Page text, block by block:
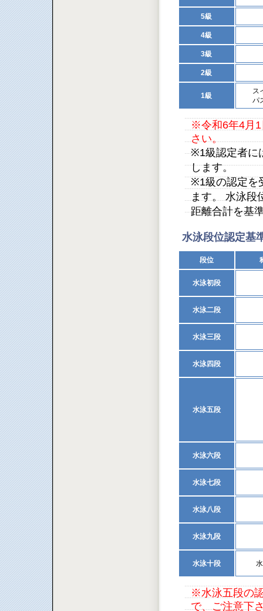
5級
4級
3級
2級
1級
ス
パ
※令和6年4月1
さい。
※1級認定者に
します。
※1級の認定を
ます。 水泳段
距離合計を基
水泳段位認定基
段位
水泳初段
水泳二段
水泳三段
水泳四段
水泳五段
水泳六段
水泳七段
水泳八段
水泳九段
水泳十段
※水泳五段の
で、ご注意下